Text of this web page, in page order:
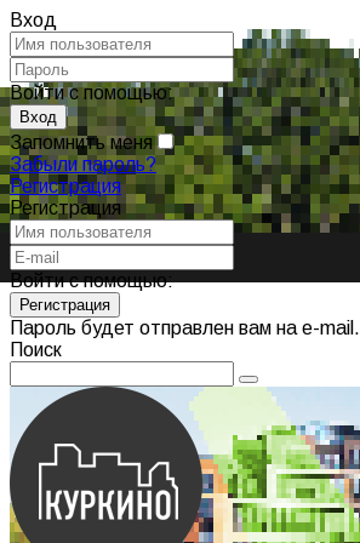
Вход
Войти с помощью:
Запомнить меня
Забыли пароль?
Регистрация
Регистрация
Войти с помощью:
Пароль будет отправлен вам на e-mail.
Поиск